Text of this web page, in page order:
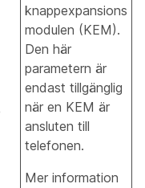
knappexpansions
modulen (KEM).
Den här
parametern är
endast tillgänglig
när en KEM är
ansluten till
telefonen.
Mer information